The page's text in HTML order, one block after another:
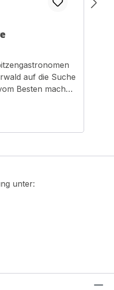
auf die Suche
Besten machen
Käseplatten.
unter: